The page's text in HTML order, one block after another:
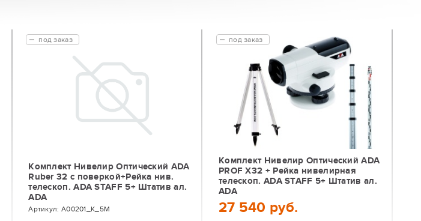
Комплект Нивелир Оптический ADA
Ruber 32 с поверкой+Рейка нив.
телескоп. ADA STAFF 5+ Штатив ал.
ADA
Артикул: А00201_К_5М
под заказ
Комплект Нивелир Оптический ADA
PROF X32 + Рейка нивелирная
телескоп. ADA STAFF 5+ Штатив ал.
ADA
27 540 руб.
под заказ